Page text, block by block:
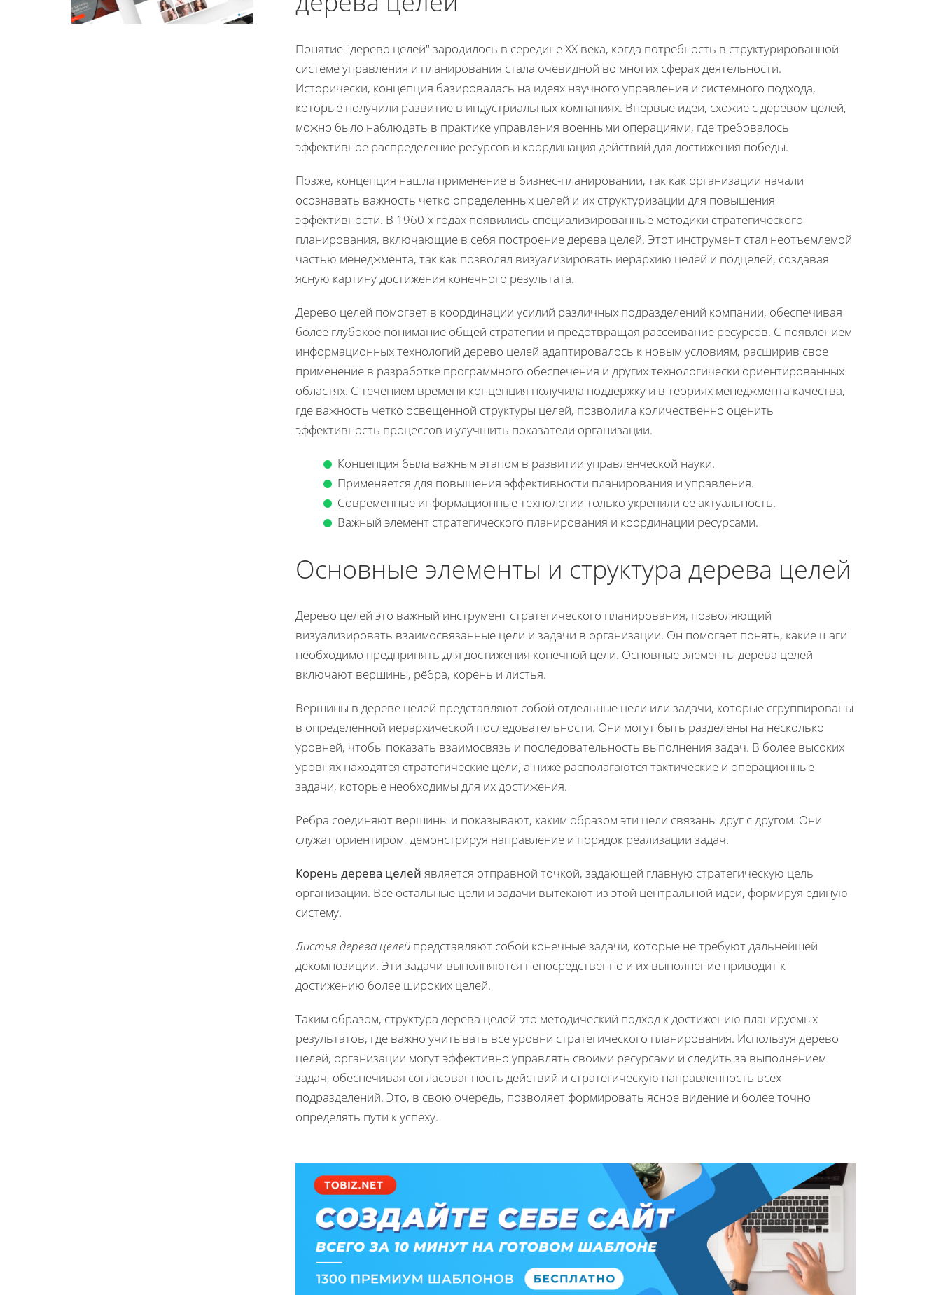
Понятие "дерево целей" зародилось в середине ХХ века, когда потребность в структурированной
системе управления и планирования стала очевидной во многих сферах деятельности.
Исторически, концепция базировалась на идеях научного управления и системного подхода,
которые получили развитие в индустриальных компаниях. Впервые идеи, схожие с деревом целей,
можно было наблюдать в практике управления военными операциями, где требовалось
эффективное распределение ресурсов и координация действий для достижения победы.
Позже, концепция нашла применение в бизнес-планировании, так как организации начали
осознавать важность четко определенных целей и их структуризации для повышения
эффективности. В 1960-х годах появились специализированные методики стратегического
планирования, включающие в себя построение дерева целей. Этот инструмент стал неотъемлемой
частью менеджмента, так как позволял визуализировать иерархию целей и подцелей, создавая
ясную картину достижения конечного результата.
Дерево целей помогает в координации усилий различных подразделений компании, обеспечивая
более глубокое понимание общей стратегии и предотвращая рассеивание ресурсов. С появлением
информационных технологий дерево целей адаптировалось к новым условиям, расширив свое
применение в разработке программного обеспечения и других технологически ориентированных
областях. С течением времени концепция получила поддержку и в теориях менеджмента качества,
где важность четко освещенной структуры целей, позволила количественно оценить
эффективность процессов и улучшить показатели организации.
Концепция была важным этапом в развитии управленческой науки.
Применяется для повышения эффективности планирования и управления.
Современные информационные технологии только укрепили ее актуальность.
Важный элемент стратегического планирования и координации ресурсами.
Основные элементы и структура дерева целей
Дерево целей это важный инструмент стратегического планирования, позволяющий
визуализировать взаимосвязанные цели и задачи в организации. Он помогает понять, какие шаги
необходимо предпринять для достижения конечной цели. Основные элементы дерева целей
включают вершины, рёбра, корень и листья.
Вершины в дереве целей представляют собой отдельные цели или задачи, которые сгруппированы
в определённой иерархической последовательности. Они могут быть разделены на несколько
уровней, чтобы показать взаимосвязь и последовательность выполнения задач. В более высоких
уровнях находятся стратегические цели, а ниже располагаются тактические и операционные
задачи, которые необходимы для их достижения.
Рёбра соединяют вершины и показывают, каким образом эти цели связаны друг с другом. Они
служат ориентиром, демонстрируя направление и порядок реализации задач.
Корень дерева целей является отправной точкой, задающей главную стратегическую цель
организации. Все остальные цели и задачи вытекают из этой центральной идеи, формируя единую
систему.
Листья дерева целей представляют собой конечные задачи, которые не требуют дальнейшей
декомпозиции. Эти задачи выполняются непосредственно и их выполнение приводит к
достижению более широких целей.
Таким образом, структура дерева целей это методический подход к достижению планируемых
результатов, где важно учитывать все уровни стратегического планирования. Используя дерево
целей, организации могут эффективно управлять своими ресурсами и следить за выполнением
задач, обеспечивая согласованность действий и стратегическую направленность всех
подразделений. Это, в свою очередь, позволяет формировать ясное видение и более точно
определять пути к успеху.